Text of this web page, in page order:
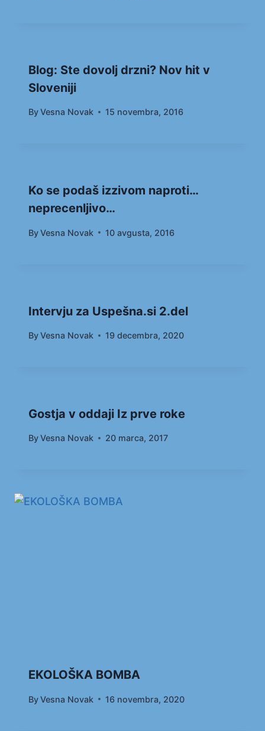
Blog: Ste dovolj drzni? Nov hit v
Sloveniji
ByVesna Novak 15 novembra, 2016
Ko se podaš izzivom naproti…
neprecenljivo…
ByVesna Novak 10 avgusta, 2016
Intervju za Uspešna.si 2.del
ByVesna Novak 19 decembra, 2020
Gostja v oddaji Iz prve roke
ByVesna Novak 20 marca, 2017
EKOLOŠKA BOMBA
ByVesna Novak 16 novembra, 2020